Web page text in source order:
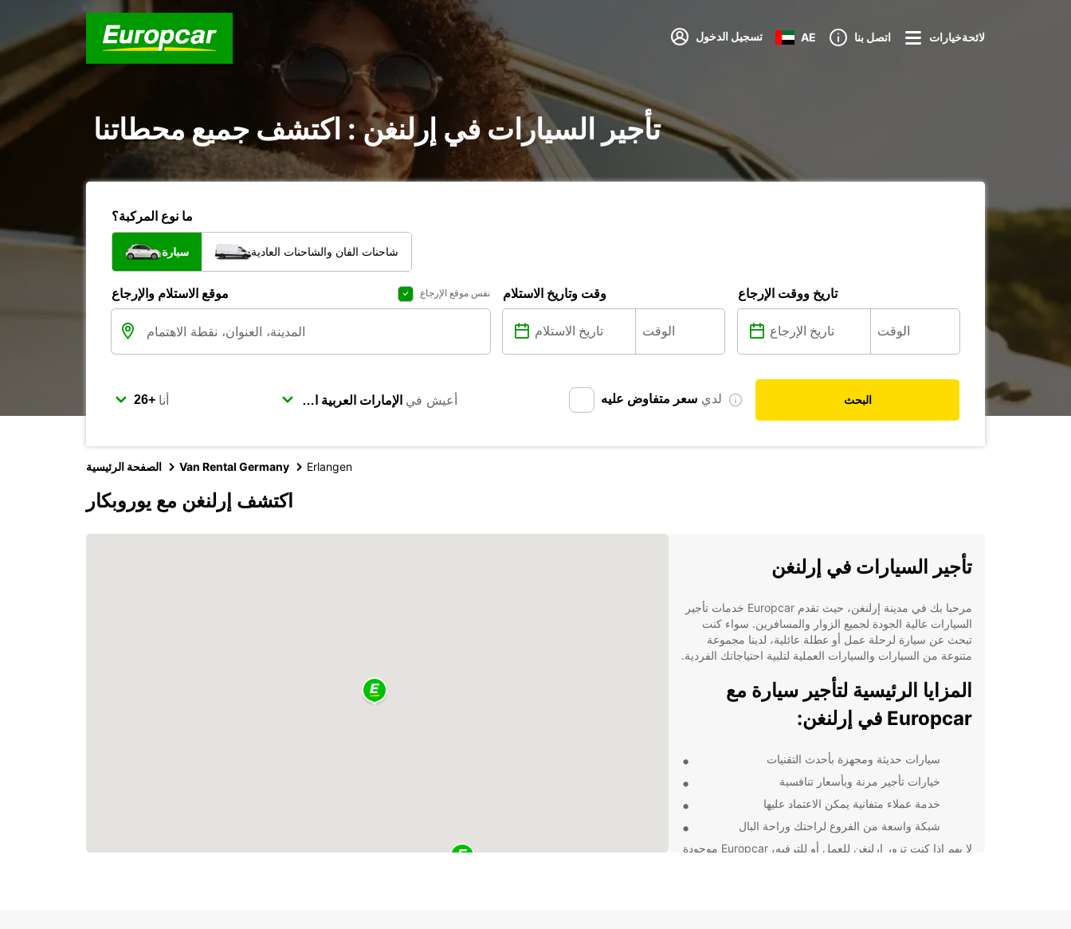
تسجيل الدخول AE اتصل بنا لائحةخيارات
تأجير السيارات في إرلنغن : اكتشف جميع محطاتنا
ما نوع المركبة؟
سيارة شاحنات الفان والشاحنات العادية
موقع الاستلام والإرجاع نفس موقع الإرجاع وقت وتاريخ الاستلام تاريخ ووقت الإرجاع
أنا أعيش في لدي سعر متفاوض عليه البحث
الصفحة الرئيسية Van Rental Germany Erlangen
اكتشف إرلنغن مع يوروبكار
تأجير السيارات في إرلنغن
مرحبا بك في مدينة إرلنغن، حيث تقدم Europcar خدمات تأجير
السيارات عالية الجودة لجميع الزوار والمسافرين. سواء كنت
تبحث عن سيارة لرحلة عمل أو عطلة عائلية، لدينا مجموعة
متنوعة من السيارات والسيارات العملية لتلبية احتياجاتك الفردية.
المزايا الرئيسية لتأجير سيارة مع
Europcar في إرلنغن:
سيارات حديثة ومجهزة بأحدث التقنيات
خيارات تأجير مرنة وبأسعار تنافسية
خدمة عملاء متفانية يمكن الاعتماد عليها
شبكة واسعة من الفروع لراحتك وراحة البال
لا يهم إذا كنت تزور إرلنغن للعمل أو للترفيه، Europcar موجودة